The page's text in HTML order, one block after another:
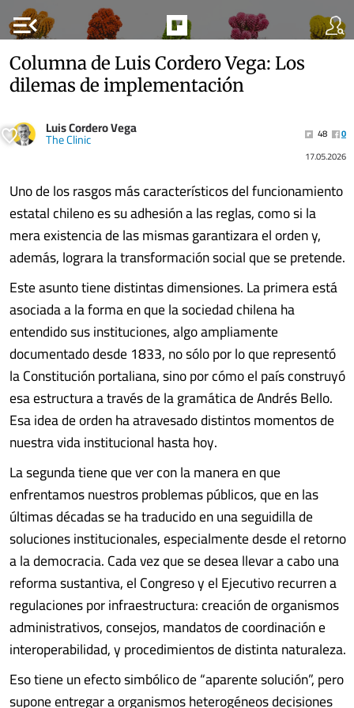
menu_open
Columna de Luis Cordero Vega: Los
dilemas de implementación
Luis Cordero Vega
The Clinic 48
0
17.05.2026
Uno de los rasgos más característicos del funcionamiento
estatal chileno es su adhesión a las reglas, como si la
mera existencia de las mismas garantizara el orden y,
además, lograra la transformación social que se pretende.
Este asunto tiene distintas dimensiones. La primera está
asociada a la forma en que la sociedad chilena ha
entendido sus instituciones, algo ampliamente
documentado desde 1833, no sólo por lo que representó
la Constitución portaliana, sino por cómo el país construyó
esa estructura a través de la gramática de Andrés Bello.
Esa idea de orden ha atravesado distintos momentos de
nuestra vida institucional hasta hoy.
La segunda tiene que ver con la manera en que
enfrentamos nuestros problemas públicos, que en las
últimas décadas se ha traducido en una seguidilla de
soluciones institucionales, especialmente desde el retorno
a la democracia. Cada vez que se desea llevar a cabo una
reforma sustantiva, el Congreso y el Ejecutivo recurren a
regulaciones por infraestructura: creación de organismos
administrativos, consejos, mandatos de coordinación e
interoperabilidad, y procedimientos de distinta naturaleza.
Eso tiene un efecto simbólico de “aparente solución”, pero
supone entregar a organismos heterogéneos decisiones